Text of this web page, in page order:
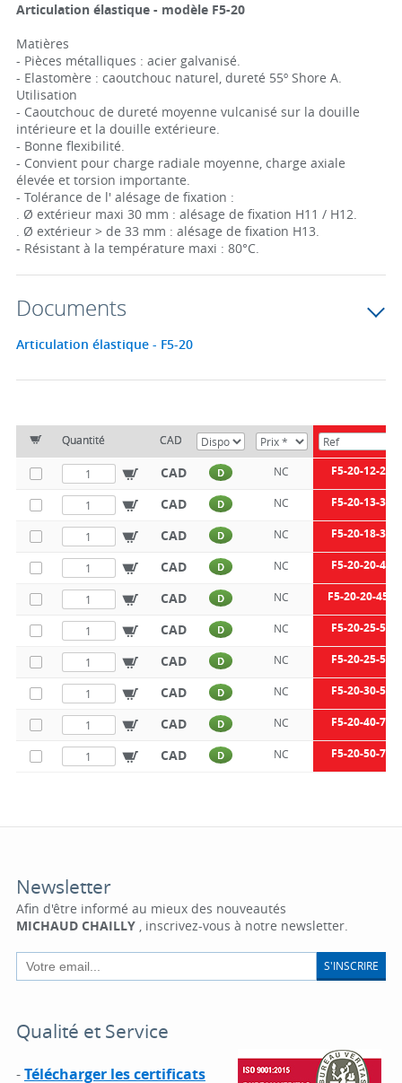
Articulation élastique - modèle F5-20
Matières
- Pièces métalliques : acier galvanisé.
- Elastomère : caoutchouc naturel, dureté 55º Shore A.
Utilisation
- Caoutchouc de dureté moyenne vulcanisé sur la douille
intérieure et la douille extérieure.
- Bonne flexibilité.
- Convient pour charge radiale moyenne, charge axiale
élevée et torsion importante.
- Tolérance de l' alésage de fixation :
. Ø extérieur maxi 30 mm : alésage de fixation H11 / H12.
. Ø extérieur > de 33 mm : alésage de fixation H13.
- Résistant à la température maxi : 80°C.
Documents
Articulation élastique - F5-20
Quantité CAD
CAD D NC F5-20-12-26
CAD D NC F5-20-13-30
CAD D NC F5-20-18-34
CAD D NC F5-20-20-45
CAD D NC F5-20-20-451
CAD D NC F5-20-25-50
CAD D NC F5-20-25-55
CAD D NC F5-20-30-55
CAD D NC F5-20-40-75
CAD D NC F5-20-50-70
Newsletter
Afin d'être informé au mieux des nouveautés
MICHAUD CHAILLY, inscrivez-vous à notre newsletter.
S'INSCRIRE
Qualité et Service
-Télécharger les certificats